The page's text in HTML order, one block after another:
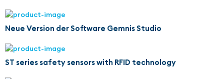
Neue Version der Software Gemnis Studio
ST series safety sensors with RFID technology